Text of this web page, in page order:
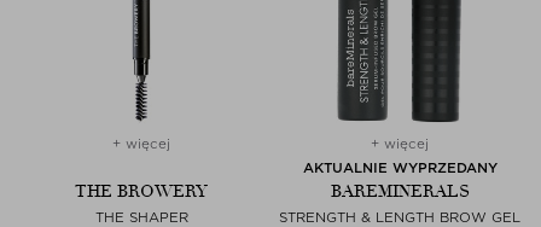
+ więcej
THE BROWERY
THE SHAPER
+ więcej
AKTUALNIE WYPRZEDANY
BAREMINERALS
STRENGTH & LENGTH BROW GEL